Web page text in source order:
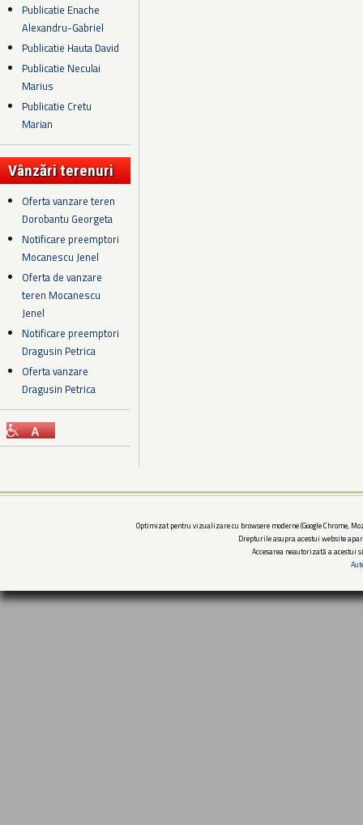
Publicatie Enache
Alexandru-Gabriel
Publicatie Hauta David
Publicatie Neculai
Marius
Publicatie Cretu
Marian
Vânzări terenuri
Oferta vanzare teren
Dorobantu Georgeta
Notificare preemptori
Mocanescu Jenel
Oferta de vanzare
teren Mocanescu
Jenel
Notificare preemptori
Dragusin Petrica
Oferta vanzare
Dragusin Petrica
Optimizat pentru vizualizare cu browsere moderne (Google Chrome,
Drepturile asupra acestui website
Accesarea neautorizată a acestui